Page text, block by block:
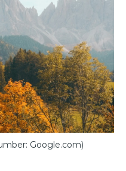
Google.com)